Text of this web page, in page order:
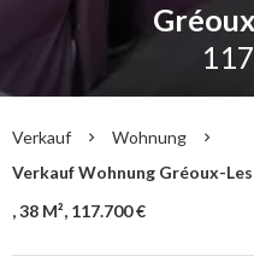
Verkauf
Wohnung
Verkauf Wohnung Gréoux-
, 38 M², 117.700 €